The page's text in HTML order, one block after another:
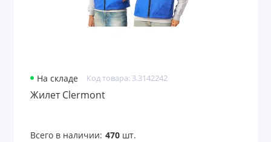
На складе Код товара: 3.3142242
Жилет Clermont
Всего в наличии: 470шт.